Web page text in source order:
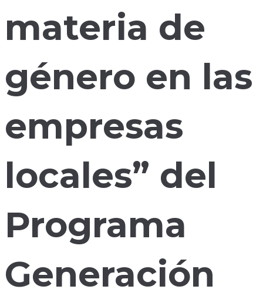
materia de
género en las
empresas
locales” del
Programa
Generación